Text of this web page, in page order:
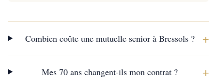
Combien coûte une mutuelle senior à Bressols ? +
Mes 70 ans changent-ils mon contrat ? +